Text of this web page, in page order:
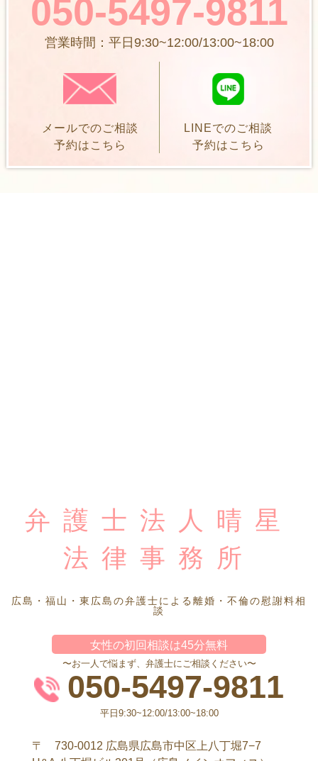
050-5497-9811
営業時間：平日9:30~12:00/13:00~18:00
メールでのご相談
予約はこちら
LINEでのご相談
予約はこちら
弁護士法人晴星
法律事務所
広島・福山・東広島の弁護士による離婚・不倫の慰謝料相
談
女性の初回相談は45分無料
〜お一人で悩まず、弁護士にご相談ください〜
050-5497-9811
平日9:30~12:00/13:00~18:00
〒 730-0012 広島県広島市中区上八丁堀7−7